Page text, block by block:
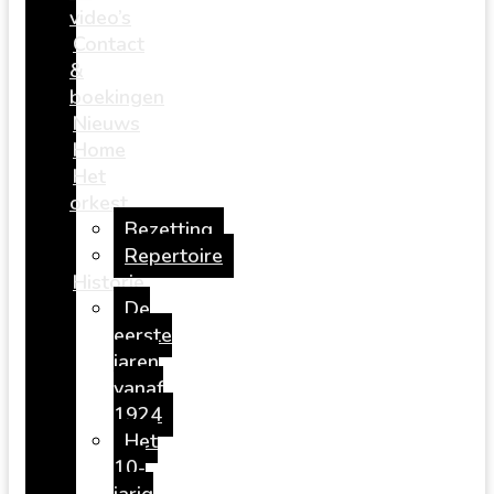
video’s
Contact
&
boekingen
Nieuws
Home
Het
orkest
Bezetting
Repertoire
Historie
De
eerste
jaren
vanaf
1924
Het
10-